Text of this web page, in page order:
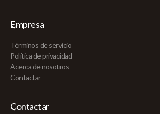
Empresa
Términos de servicio
Política de privacidad
Acerca de nosotros
Contactar
Contactar